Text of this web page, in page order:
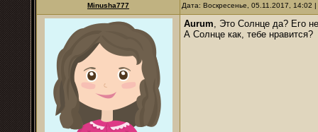
Minusha777 Дата: Воскресенье, 05.11.2017,
Aurum, Это Солнце да? Его
А Солнце как, тебе нравится?